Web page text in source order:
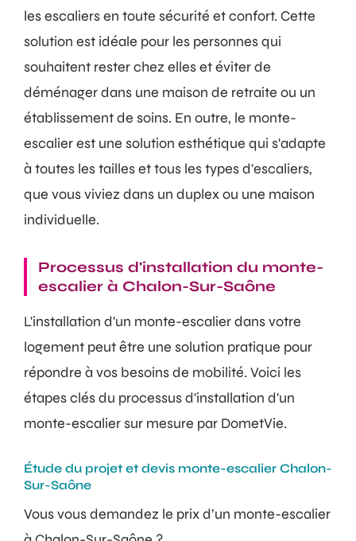
les escaliers en toute sécurité et confort. Cette
solution est idéale pour les personnes qui
souhaitent rester chez elles et éviter de
déménager dans une maison de retraite ou un
établissement de soins. En outre, le monte-
escalier est une solution esthétique qui s'adapte
à toutes les tailles et tous les types d'escaliers,
que vous viviez dans un duplex ou une maison
individuelle.
Processus d'installation du monte-
escalier à Chalon-Sur-Saône
L'installation d'un monte-escalier dans votre
logement peut être une solution pratique pour
répondre à vos besoins de mobilité. Voici les
étapes clés du processus d'installation d'un
monte-escalier sur mesure par DometVie.
Étude du projet et devis monte-escalier Chalon-
Sur-Saône
Vous vous demandez le prix d’un monte-escalier